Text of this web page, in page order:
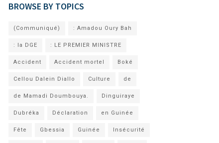
BROWSE BY TOPICS
(Communiqué) : Amadou Oury Bah
: la DGE : LE PREMIER MINISTRE
Accident Accident mortel Boké
Cellou Dalein Diallo Culture de
de Mamadi Doumbouya. Dinguiraye
Dubréka Déclaration en Guinée
Fête Gbessia Guinée Insécurité